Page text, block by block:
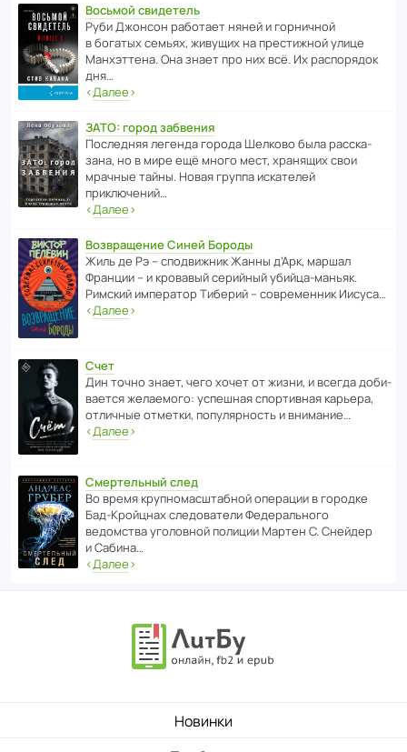
Восьмой свидетель
Руби Джонсон рабо­тает няней и горни­чной
в богатых семьях, живущих на прес­ти­жной улице
Манх­эт­тена. Она знает про них всё. Их распо­рядок
дня…
‹Далее›
ЗАТО: город забвения
После­дняя легенда города Шелково была расска­
зана, но в мире ещё много мест, хранящих свои
мрачные тайны. Новая группа иска­телей
приключений…
‹Далее›
Возвращение Синей Бороды
Жиль де Рэ – спод­ви­жник Жанны д’Арк, маршал
Франции – и кровавый серийный убийца-маньяк.
Римский импе­ратор Тиберий – совре­менник Иисуса…
‹Далее›
Счет
Дин точно знает, чего хочет от жизни, и всегда доби­
ва­ется жела­е­мого: успе­шная спор­ти­вная карьера,
отли­чные отметки, попу­ля­р­ность и внимание…
‹Далее›
Смертельный след
Во время круп­но­мас­ш­та­бной операции в городке
Бад‑Крой­цнах следо­ва­тели Феде­раль­ного
ведомства уголо­вной полиции Мартен С. Снейдер
и Сабина…
‹Далее›
Новинки